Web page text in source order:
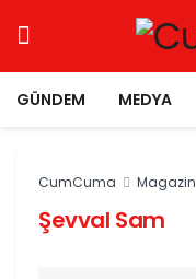
GÜNDEM MEDYA
CumCuma Magazin
Şevval Sam